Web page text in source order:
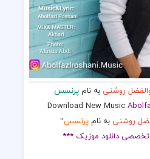
روشنی به نامپرنسس
Download New Music
روشنی به نامپرنسس“
تخصصی دانلود موزیک ***